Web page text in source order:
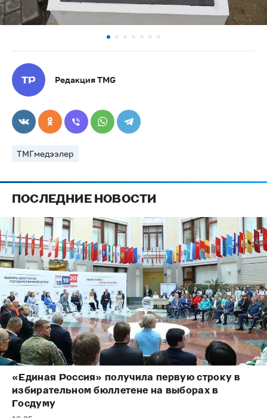
Редакция TMG
ТМГмедээлер
ПОСЛЕДНИЕ НОВОСТИ
«Единая Россия» получила первую строку в
избирательном бюллетене на выборах в
Госдуму